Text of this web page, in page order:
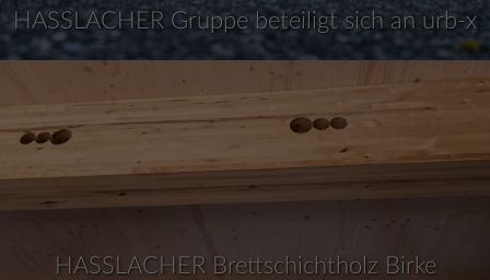
HASSLACHER Gruppe beteiligt sich an urb-x
HASSLACHER Brettschichtholz Birke